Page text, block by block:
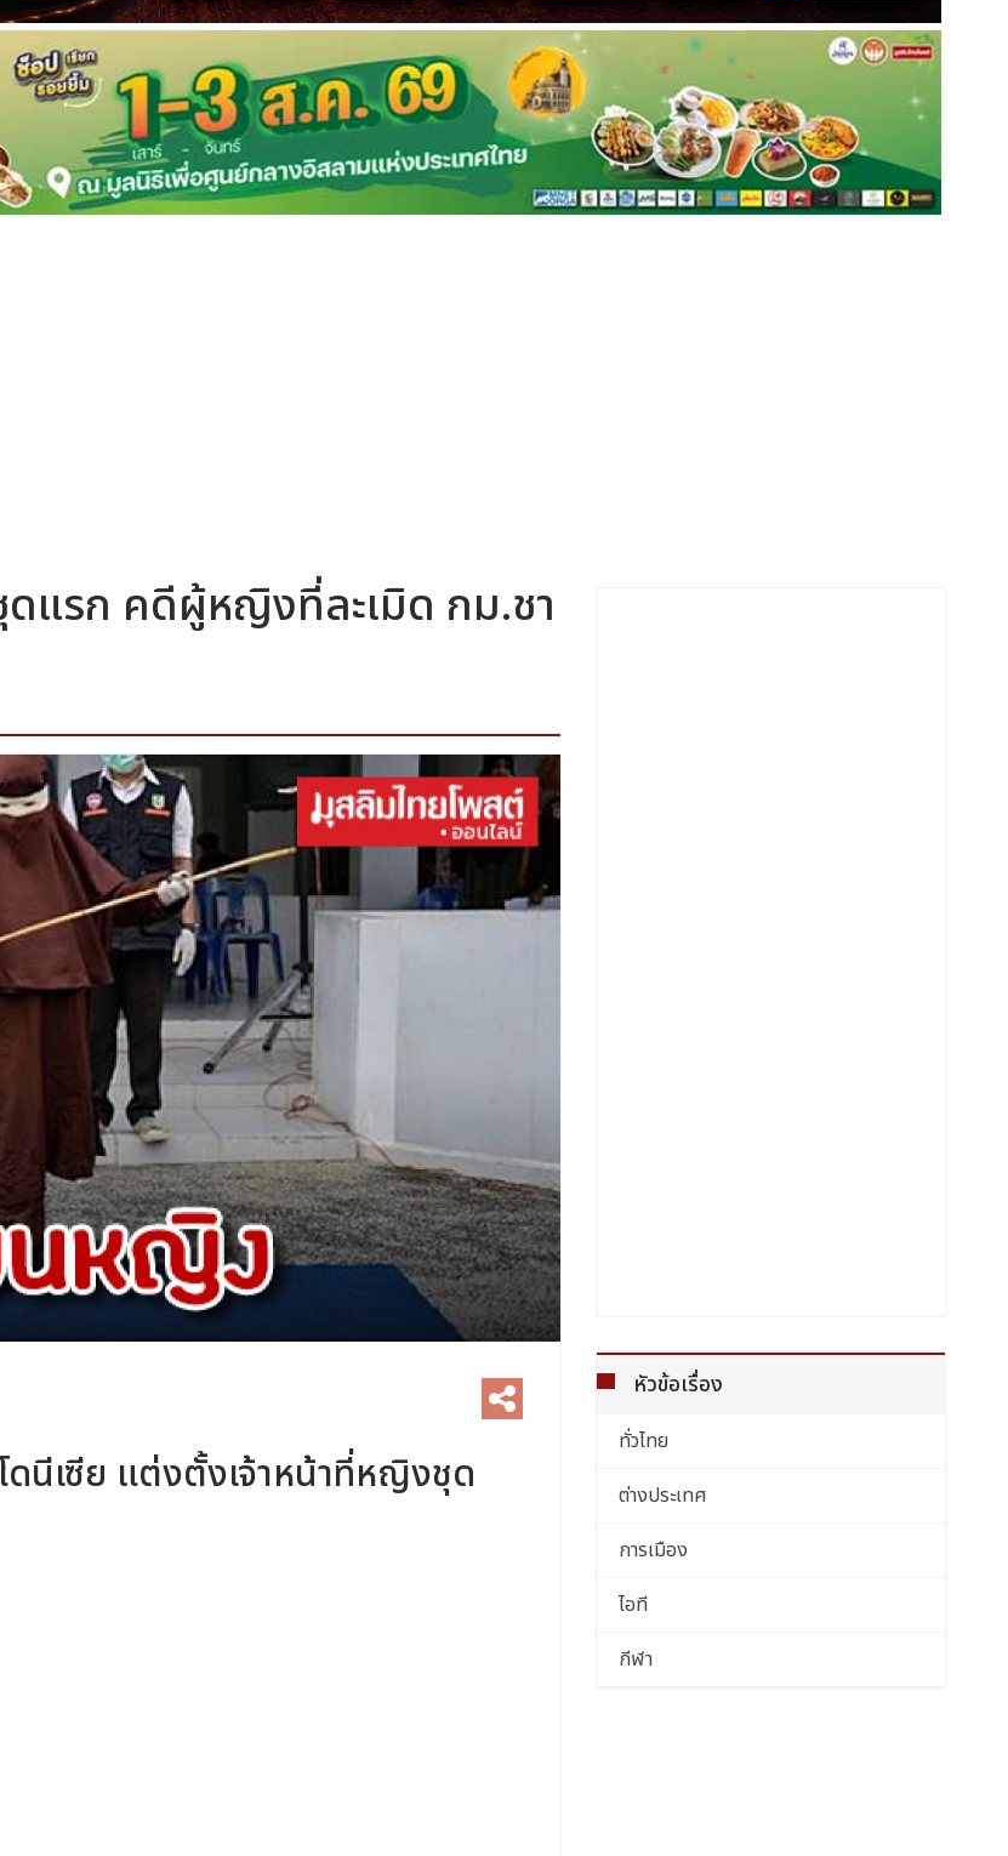
ดแรก คดีผู้หญิงที่ละเมิด กม.ชา
ดนีเซีย แต่งตั้งเจ้าหน้าที่หญิงชุด
หัวข้อเรื่อง
ทั่วไทย
ต่างประเทศ
การเมือง
ไอที
กีฬา